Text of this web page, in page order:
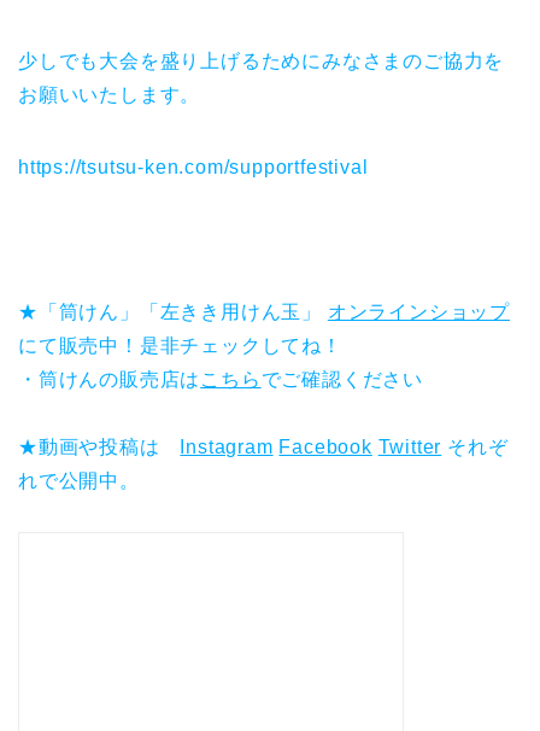
少しでも大会を盛り上げるためにみなさまのご協力を
お願いいたします。
https://tsutsu-ken.com/supportfestival
★「筒けん」「左きき用けん玉」 オンラインショップ
にて販売中！是非チェックしてね！
・筒けんの販売店は こちら でご確認ください
★動画や投稿は Instagram Facebook Twitter それぞ
れで公開中。